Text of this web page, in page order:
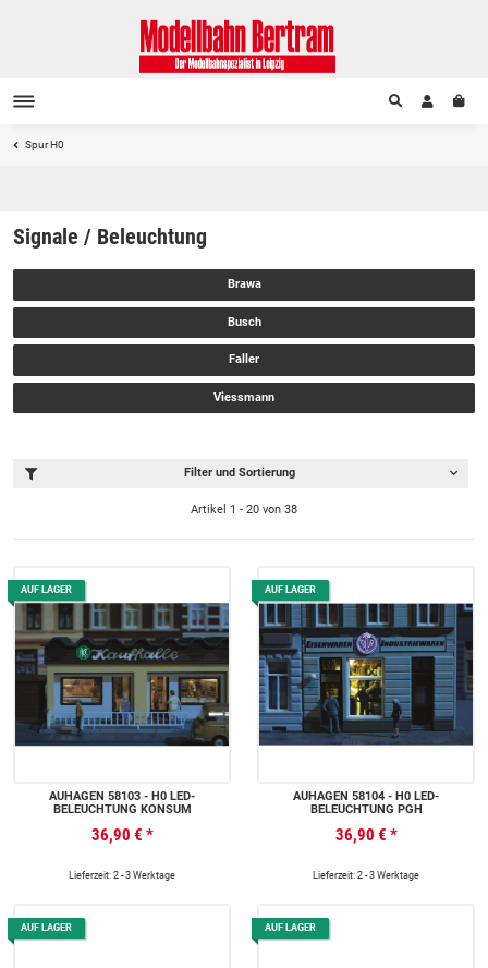
Spur H0
Signale / Beleuchtung
Brawa
Busch
Faller
Viessmann
Filter und Sortierung
Artikel 1 - 20 von 38
AUF LAGER
AUHAGEN 58103 - H0 LED-
BELEUCHTUNG KONSUM
36,90 € *
Lieferzeit: 2 - 3 Werktage
AUF LAGER
AUHAGEN 58104 - H0 LED-
BELEUCHTUNG PGH
36,90 € *
Lieferzeit: 2 - 3 Werktage
AUF LAGER AUF LAGER